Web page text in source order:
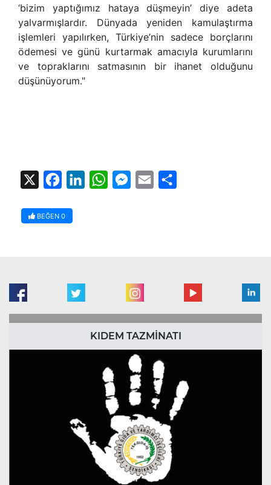
‘bizim yaptığımız hataya düşmeyin’ diye adeta
yalvarmışlardır. Dünyada yeniden kamulaştırma
işlemleri yapılırken, Türkiye’nin sadece borçlarını
ödemesi ve günü kurtarmak amacıyla kurumlarını
ve topraklarını satmasının bir ihanet olduğunu
düşünüyorum."
FacebookLinkedInWhatsAppMessenger
Email
BEĞEN 0
KIDEM TAZMİNATI